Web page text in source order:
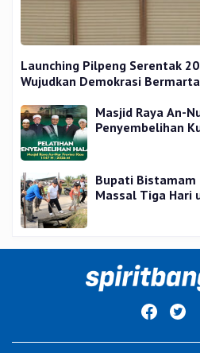
Launching Pilpeng Serentak
Wujudkan Demokrasi
Masjid Raya An-
Penyembelihan
Bupati Bistamam
Massal Tiga Hari